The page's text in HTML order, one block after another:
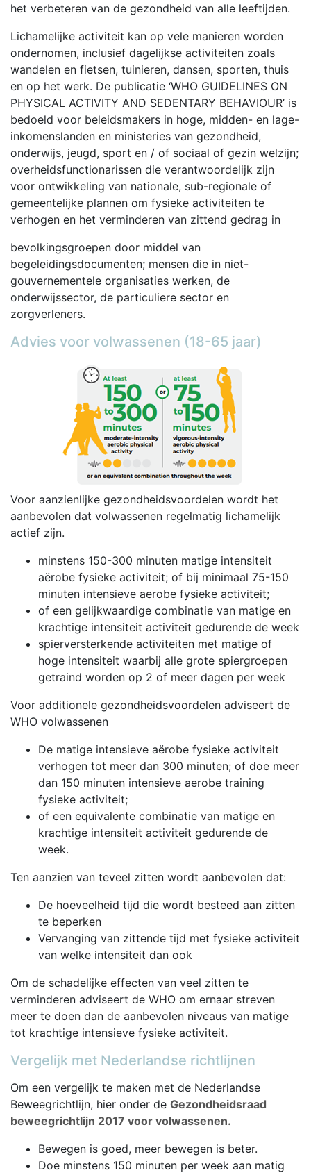
het verbeteren van de gezondheid van alle leeftijden.
Lichamelijke activiteit kan op vele manieren worden
ondernomen, inclusief dagelijkse activiteiten zoals
wandelen en fietsen, tuinieren, dansen, sporten, thuis
en op het werk. De publicatie ‘WHO GUIDELINES ON
PHYSICAL ACTIVITY AND SEDENTARY BEHAVIOUR’ is
bedoeld voor beleidsmakers in hoge, midden- en lage-
inkomenslanden en ministeries van gezondheid,
onderwijs, jeugd, sport en / of sociaal of gezin welzijn;
overheidsfunctionarissen die verantwoordelijk zijn
voor ontwikkeling van nationale, sub-regionale of
gemeentelijke plannen om fysieke activiteiten te
verhogen en het verminderen van zittend gedrag in
bevolkingsgroepen door middel van
begeleidingsdocumenten; mensen die in niet-
gouvernementele organisaties werken, de
onderwijssector, de particuliere sector en
zorgverleners.
Advies voor volwassenen (18-65 jaar)
Voor aanzienlijke gezondheidsvoordelen wordt het
aanbevolen dat volwassenen regelmatig lichamelijk
actief zijn.
minstens 150-300 minuten matige intensiteit
aërobe fysieke activiteit; of bij minimaal 75-150
minuten intensieve aerobe fysieke activiteit;
of een gelijkwaardige combinatie van matige en
krachtige intensiteit activiteit gedurende de week
spierversterkende activiteiten met matige of
hoge intensiteit waarbij alle grote spiergroepen
getraind worden op 2 of meer dagen per week
Voor additionele gezondheidsvoordelen adviseert de
WHO volwassenen
De matige intensieve aërobe fysieke activiteit
verhogen tot meer dan 300 minuten; of doe meer
dan 150 minuten intensieve aerobe training
fysieke activiteit;
of een equivalente combinatie van matige en
krachtige intensiteit activiteit gedurende de
week.
Ten aanzien van teveel zitten wordt aanbevolen dat:
De hoeveelheid tijd die wordt besteed aan zitten
te beperken
Vervanging van zittende tijd met fysieke activiteit
van welke intensiteit dan ook
Om de schadelijke effecten van veel zitten te
verminderen adviseert de WHO om ernaar streven
meer te doen dan de aanbevolen niveaus van matige
tot krachtige intensieve fysieke activiteit.
Vergelijk met Nederlandse richtlijnen
Om een vergelijk te maken met de Nederlandse
Beweegrichtlijn, hier onder de Gezondheidsraad
beweegrichtlijn 2017 voor volwassenen.
Bewegen is goed, meer bewegen is beter.
Doe minstens 150 minuten per week aan matig